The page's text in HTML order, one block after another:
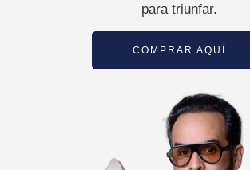
para triunfar.
COMPRAR AQUÍ